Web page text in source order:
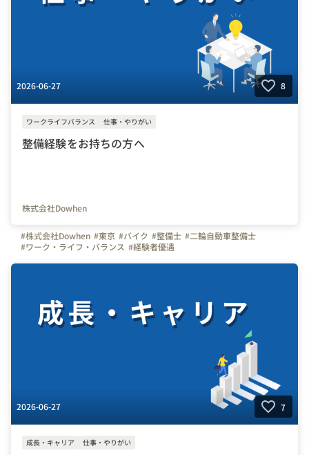
2026-06-27 8
ワークライフバランス 仕事・やりがい
整備経験をお持ちの方へ
株式会社Dowhen
#株式会社Dowhen #東京 #バイク #整備士 #二輪自動車整備士
#ワーク・ライフ・バランス #経験者優遇
2026-06-27 7
成長・キャリア 仕事・やりがい